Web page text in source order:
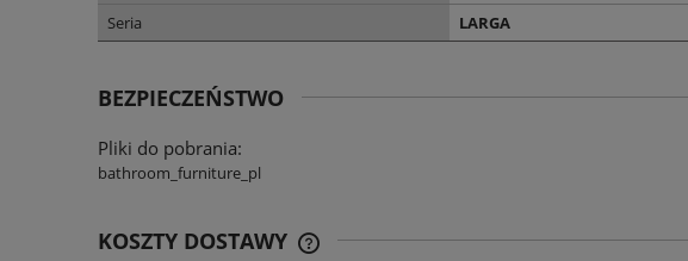
Seria LARGA
BEZPIECZEŃSTWO
Pliki do pobrania:
bathroom_furniture_pl
KOSZTY DOSTAWY